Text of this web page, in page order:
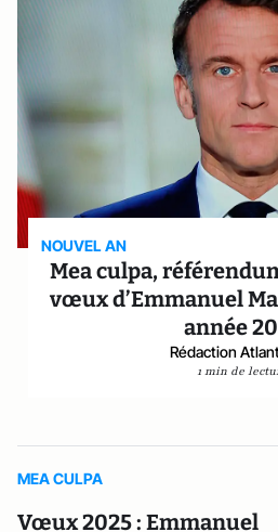
NOUVEL AN
Mea culpa,
vœux d’Emmanuel
année
Rédaction
1 min de
MEA CULPA
Vœux 2025 : Emmanuel